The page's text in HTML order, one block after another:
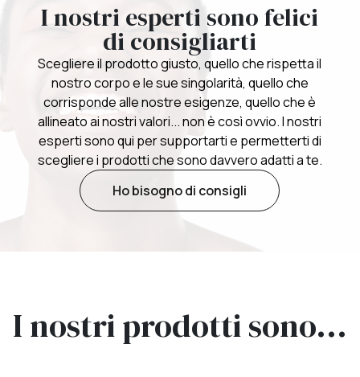
I nostri esperti sono felici
di consigliarti
Scegliere il prodotto giusto, quello che rispetta il
nostro corpo e le sue singolarità, quello che
corrisponde alle nostre esigenze, quello che è
allineato ai nostri valori... non è così ovvio. I nostri
esperti sono qui per supportarti e permetterti di
scegliere i prodotti che sono davvero adatti a te.
Ho bisogno di consigli
I nostri prodotti sono...